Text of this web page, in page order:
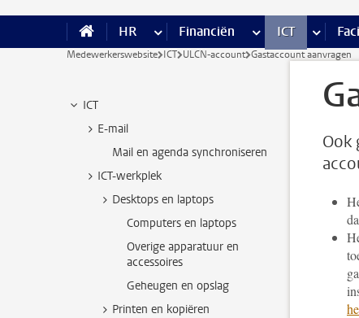
HR meer HR pagina’s
Financiën meer Financiën
ICT meer
Medewerkerswebsite ICT ULCN-account Gastaccount aanvragen
ICT
E-mail
Mail en agenda synchroniseren
ICT-werkplek
Desktops en laptops
Computers en laptops
Overige apparatuur en
accessoires
Geheugen en opslag
Printen en kopiëren
Ook